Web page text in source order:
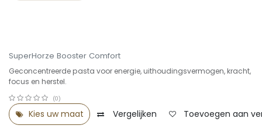
Select Sale -25%
SuperHorze Booster Comfort
Geconcentreerde pasta voor energie, uithoudingsvermogen, kracht,
focus en herstel.
(0)
Kies uw maat Vergelijken Toevoegen aan